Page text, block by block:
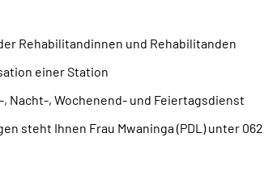
Rehabilitandinnen und Rehabilitanden
einer Station
, Nacht-, Wochenend- und Feiertagsdienst
steht Ihnen Frau Mwaninga (PDL) unter